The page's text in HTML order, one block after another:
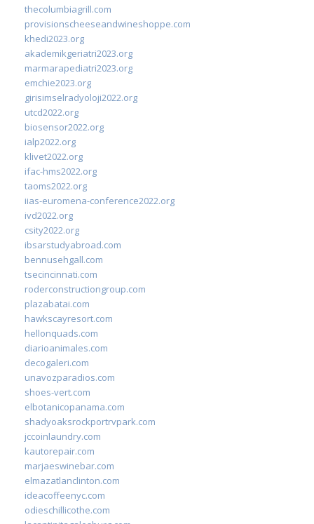
thecolumbiagrill.com
provisionscheeseandwineshoppe.com
khedi2023.org
akademikgeriatri2023.org
marmarapediatri2023.org
emchie2023.org
girisimselradyoloji2022.org
utcd2022.org
biosensor2022.org
ialp2022.org
klivet2022.org
ifac-hms2022.org
taoms2022.org
iias-euromena-conference2022.org
ivd2022.org
csity2022.org
ibsarstudyabroad.com
bennusehgall.com
tsecincinnati.com
roderconstructiongroup.com
plazabatai.com
hawkscayresort.com
hellonquads.com
diarioanimales.com
decogaleri.com
unavozparadios.com
shoes-vert.com
elbotanicopanama.com
shadyoaksrockportrvpark.com
jccoinlaundry.com
kautorepair.com
marjaeswinebar.com
elmazatlanclinton.com
ideacoffeenyc.com
odieschillicothe.com